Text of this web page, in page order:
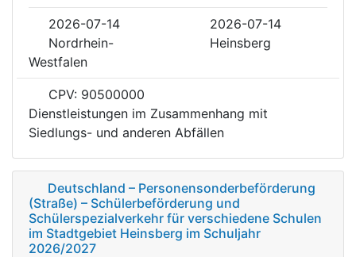
2026-07-14
2026-07-14
Nordrhein-
Westfalen
Heinsberg
CPV: 90500000
Dienstleistungen im Zusammenhang mit
Siedlungs- und anderen Abfällen
Deutschland – Personensonderbeförderung
(Straße) – Schülerbeförderung und
Schülerspezialverkehr für verschiedene Schulen
im Stadtgebiet Heinsberg im Schuljahr
2026/2027